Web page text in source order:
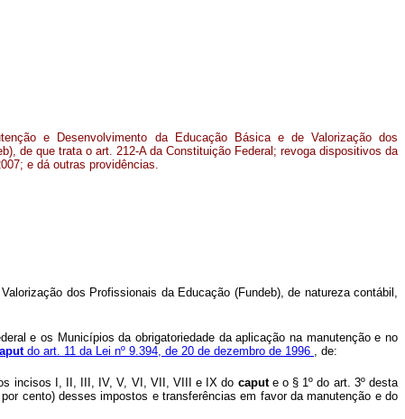
e Desenvolvimento da Educação Básica e de Valorização dos
de que trata o art. 212-A da Constituição Federal; revoga dispositivos da
e dá outras providências.
dos Profissionais da Educação (Fundeb), de natureza contábil,
e os Municípios da obrigatoriedade da aplicação na manutenção e no
do art. 11 da Lei nº 9.394, de 20 de dezembro de 1996 , de:
incisos I, II, III, IV, V, VI, VII, VIII e IX do caput e o § 1º do art. 3º desta
cento) desses impostos e transferências em favor da manutenção e do